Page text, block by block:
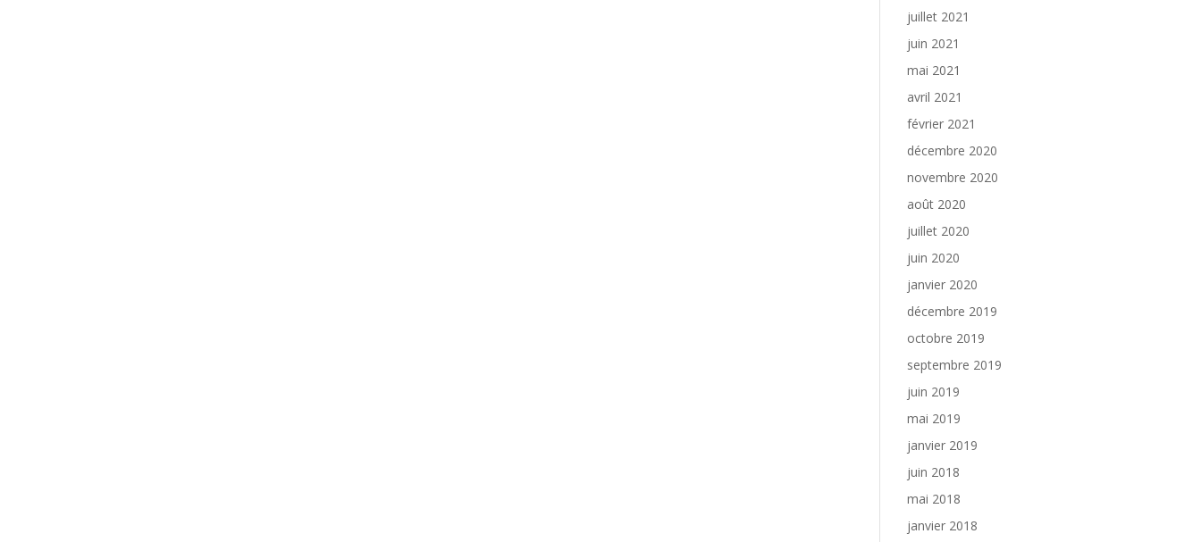
juillet 2021
juin 2021
mai 2021
avril 2021
février 2021
décembre 2020
novembre 2020
août 2020
juillet 2020
juin 2020
janvier 2020
décembre 2019
octobre 2019
septembre 2019
juin 2019
mai 2019
janvier 2019
juin 2018
mai 2018
janvier 2018